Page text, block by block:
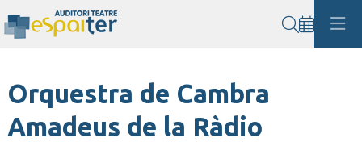
Orquestra de Cambra
Amadeus de la Ràdio